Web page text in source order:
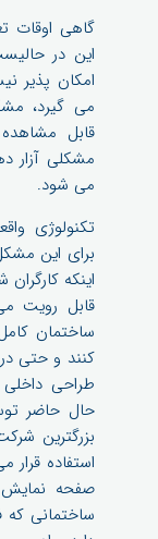
گاهی اوقات
این در
امکان پذیر
می گیرد،
قابل
مشکلی آزار
می شود.
تکنولوژی
اینکه
قابل رویت
ساختمان
کنند و حتی
طراحی داخلی
بزرگترین
ساختمانی که